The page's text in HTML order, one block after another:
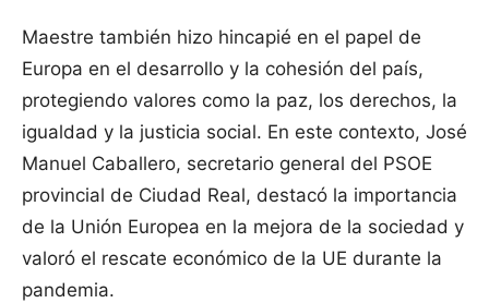
Maestre también hizo hincapié en el papel de
Europa en el desarrollo y la cohesión del país,
protegiendo valores como la paz, los derechos, la
igualdad y la justicia social. En este contexto, José
Manuel Caballero, secretario general del PSOE
provincial de Ciudad Real, destacó la importancia
de la Unión Europea en la mejora de la sociedad y
valoró el rescate económico de la UE durante la
pandemia.